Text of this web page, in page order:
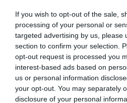
If you wish to opt-out of the sale,
processing of your personal or
targeted advertising by us, please
section to confirm your selection.
opt-out request is processed you
interest-based ads based on
us or personal information
your opt-out. You may separately
disclosure of your personal
Atouts de l’hôtel: la